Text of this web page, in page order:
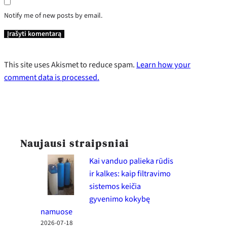
Notify me of new posts by email.
This site uses Akismet to reduce spam. Learn how your
comment data is processed.
Naujausi straipsniai
Kai vanduo palieka rūdis
ir kalkes: kaip filtravimo
sistemos keičia
gyvenimo kokybę
namuose
2026-07-18